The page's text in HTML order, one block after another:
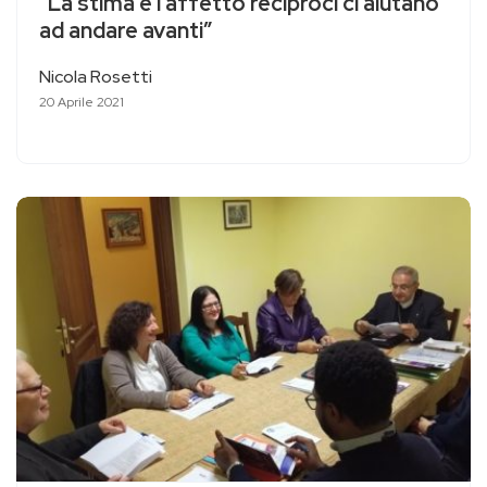
ad andare avanti”
Nicola Rosetti
20 Aprile 2021